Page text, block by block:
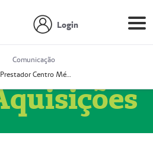
Login
Comunicação
Prestador Centro Médico Vitória Ltda, 51004350-4: Centro Médico Vitória Ltda (Nome Fantasia: Policlínica Master)